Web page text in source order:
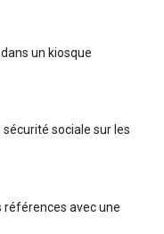
un kiosque
sociale sur les
avec une